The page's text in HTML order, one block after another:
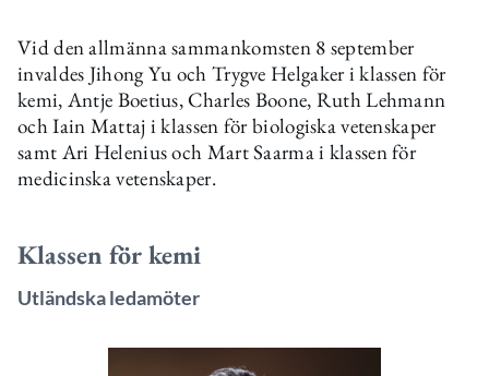
Vid den allmänna sammankomsten 8 september
invaldes Jihong Yu och Trygve Helgaker i klassen för
kemi, Antje Boetius, Charles Boone, Ruth Lehmann
och Iain Mattaj i klassen för biologiska vetenskaper
samt Ari Helenius och Mart Saarma i klassen för
medicinska vetenskaper.
Klassen för kemi
Utländska ledamöter